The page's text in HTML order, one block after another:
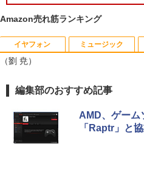
￥29,800
5
MS Office
ell
降
トパソコン
￥29,800
デスクト
ズ F55-K1
￥149,800
5
【2K 光沢
スペクト
パネル 色
￥12,999
Amazon売れ筋ランキング
イヤフォン
Anker
￥7,990
ミュージック
BRUCE
[Explicit]
￥250
【
ET ラベルレ
￥1,112
薬屋のひとり
ンガンコミッ
￥770
（劉 尭）
編集部のおすすめ記事
AMD、ゲーム
「Raptr」と